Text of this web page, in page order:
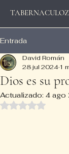
Entrada
Dios es su
David Román
28 jul 20241
Actualizado: 4 ago
Obtuvo NaN